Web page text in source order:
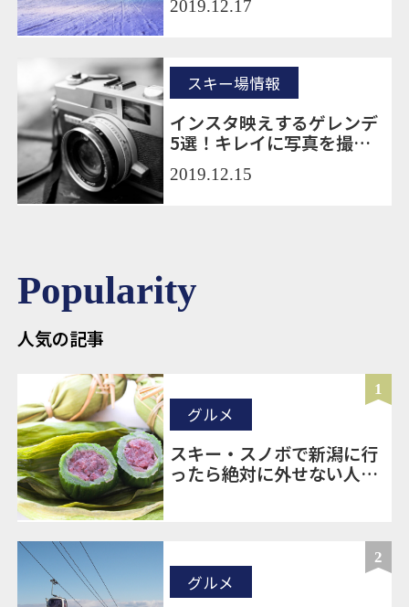
2019.12.17
インスタ映えするゲレンデ
5選！キレイに写真を撮る
コツは？
スキー場情報
2019.12.15
Popularity
人気の記事
1
スキー・スノボで新潟に行
ったら絶対に外せない人気
グルメ
2
グルメ